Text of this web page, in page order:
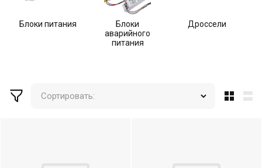
Блоки питания
Блоки
аварийного
питания
Дроссели
Сортировать: